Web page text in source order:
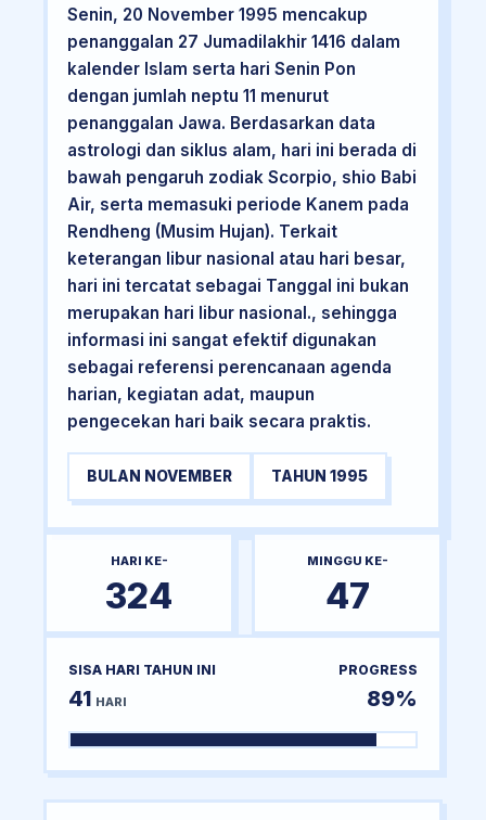
Senin, 20 November 1995 mencakup
penanggalan 27 Jumadilakhir 1416 dalam
kalender Islam serta hari Senin Pon
dengan jumlah neptu 11 menurut
penanggalan Jawa. Berdasarkan data
astrologi dan siklus alam, hari ini berada di
bawah pengaruh zodiak Scorpio, shio Babi
Air, serta memasuki periode Kanem pada
Rendheng (Musim Hujan). Terkait
keterangan libur nasional atau hari besar,
hari ini tercatat sebagai Tanggal ini bukan
merupakan hari libur nasional., sehingga
informasi ini sangat efektif digunakan
sebagai referensi perencanaan agenda
harian, kegiatan adat, maupun
pengecekan hari baik secara praktis.
BULAN NOVEMBER TAHUN 1995
HARI KE-
324
MINGGU KE-
47
SISA HARI TAHUN INI
41 HARI
PROGRESS
89%